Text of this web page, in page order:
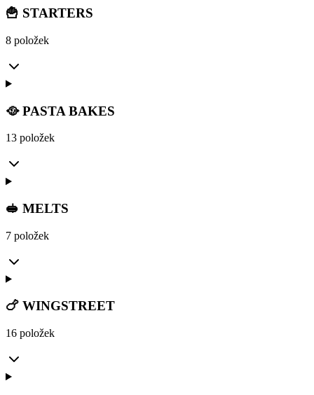
🍟 STARTERS
8 položek
🥘 PASTA BAKES
13 položek
🥪 MELTS
7 položek
🍗 WINGSTREET
16 položek